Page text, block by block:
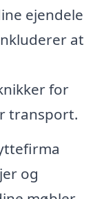
ejendele
at
for
transport.
og